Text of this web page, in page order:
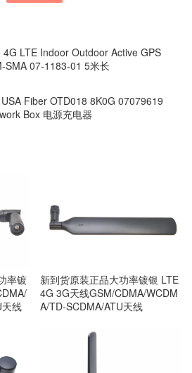
LTE Indoor Outdoor Active GPS
SMA 07-1183-01 5米长
Fiber OTD018 8K0G 07079619
Box 电源充电器
率镀
线
新到货原装正品大功率镀银 LTE
4G 3G天线GSM/CDMA/WCDM
A/TD-SCDMA/ATU天线